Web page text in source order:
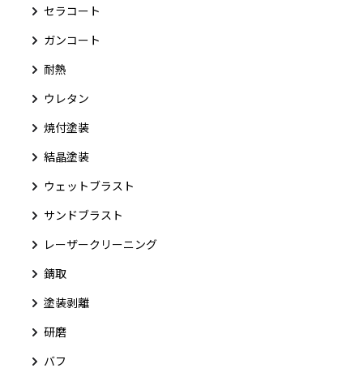
セラコート
ガンコート
耐熱
ウレタン
焼付塗装
結晶塗装
ウェットブラスト
サンドブラスト
レーザークリーニング
錆取
塗装剥離
研磨
バフ